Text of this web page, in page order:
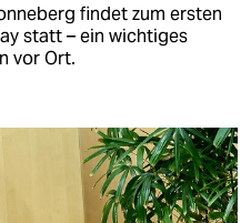
findet zum ersten
statt – ein wichtiges
vor Ort.